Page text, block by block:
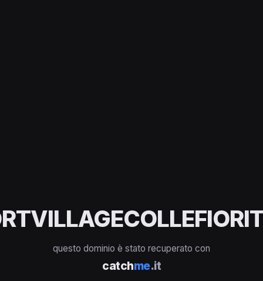
questo dominio è stato recuperato con
catchme.it